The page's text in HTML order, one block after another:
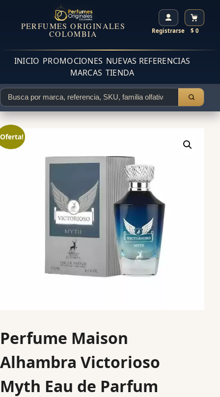
PERFUMES ORIGINALES
COLOMBIA Registrarse $ 0
INICIO PROMOCIONES NUEVAS REFERENCIAS
MARCAS TIENDA
Perfume Maison
Alhambra Victorioso
Myth Eau de Parfum